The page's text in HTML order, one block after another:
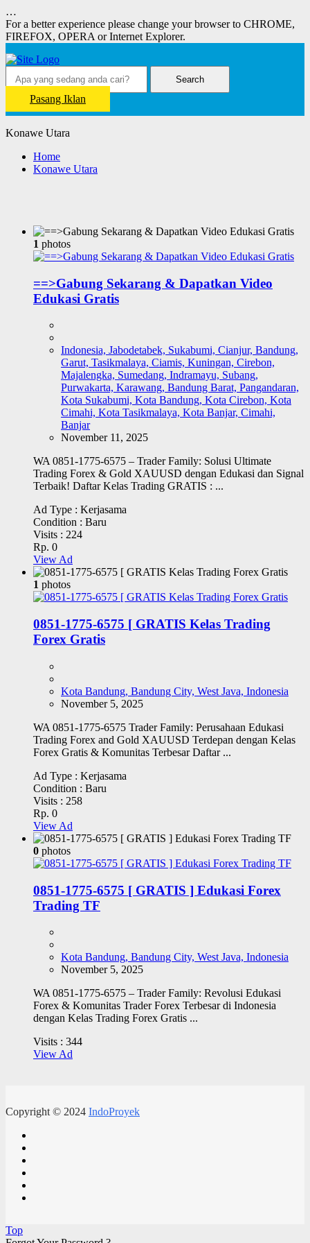
…
For a better experience please change your browser to CHROME,
FIREFOX, OPERA or Internet Explorer.
Search
Pasang Iklan
Konawe Utara
Home
Konawe Utara
1 photos
==>Gabung Sekarang & Dapatkan Video
Edukasi Gratis
Indonesia, Jabodetabek, Sukabumi, Cianjur, Bandung,
Garut, Tasikmalaya, Ciamis, Kuningan, Cirebon,
Majalengka, Sumedang, Indramayu, Subang,
Purwakarta, Karawang, Bandung Barat, Pangandaran,
Kota Sukabumi, Kota Bandung, Kota Cirebon, Kota
Cimahi, Kota Tasikmalaya, Kota Banjar, Cimahi,
Banjar
November 11, 2025
WA 0851-1775-6575 – Trader Family: Solusi Ultimate
Trading Forex & Gold XAUUSD dengan Edukasi dan Signal
Terbaik! Daftar Kelas Trading GRATIS : ...
Ad Type : Kerjasama
Condition : Baru
Visits : 224
Rp. 0
View Ad
1 photos
0851-1775-6575 [ GRATIS Kelas Trading
Forex Gratis
Kota Bandung, Bandung City, West Java, Indonesia
November 5, 2025
WA 0851-1775-6575 Trader Family: Perusahaan Edukasi
Trading Forex and Gold XAUUSD Terdepan dengan Kelas
Forex Gratis & Komunitas Terbesar Daftar ...
Ad Type : Kerjasama
Condition : Baru
Visits : 258
Rp. 0
View Ad
0 photos
0851-1775-6575 [ GRATIS ] Edukasi Forex
Trading TF
Kota Bandung, Bandung City, West Java, Indonesia
November 5, 2025
WA 0851-1775-6575 – Trader Family: Revolusi Edukasi
Forex & Komunitas Trader Forex Terbesar di Indonesia
dengan Kelas Trading Forex Gratis ...
Visits : 344
View Ad
Copyright © 2024 IndoProyek
Top